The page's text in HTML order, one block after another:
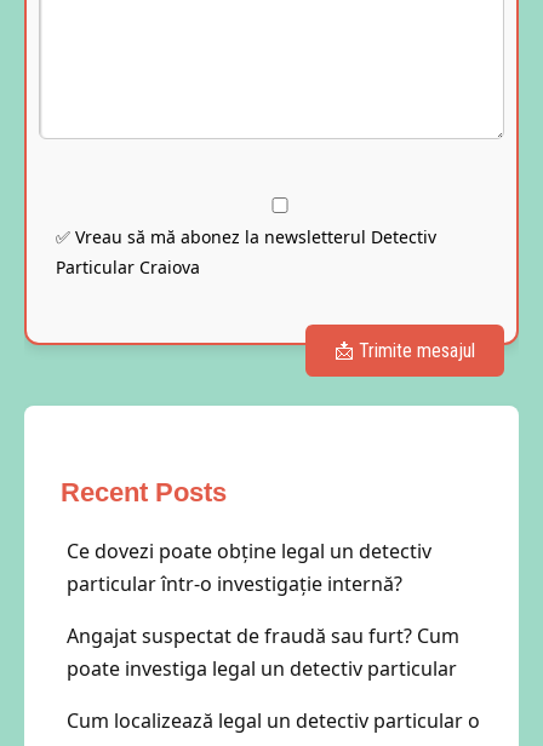
✅ Vreau să mă abonez la newsletterul Detectiv
Particular Craiova
Recent Posts
Ce dovezi poate obține legal un detectiv
particular într-o investigație internă?
Angajat suspectat de fraudă sau furt? Cum
poate investiga legal un detectiv particular
Cum localizează legal un detectiv particular o